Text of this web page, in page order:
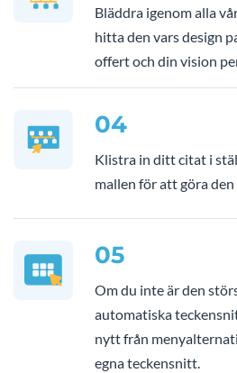
Bläddra igenom alla
hitta den vars design
offert och din vision
04
Klistra in ditt citat i
mallen för att göra
05
Om du inte är den
automatiska
nytt från
egna teckensnitt.